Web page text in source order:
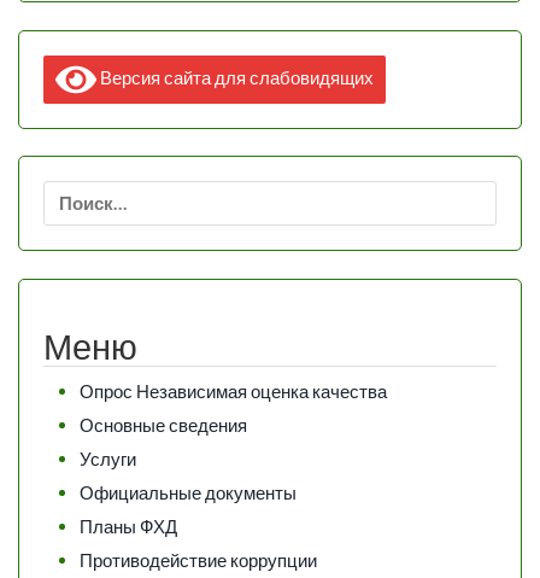
Версия сайта для слабовидящих
Найти:
Меню
Опрос Независимая оценка качества
Основные сведения
Услуги
Официальные документы
Планы ФХД
Противодействие коррупции